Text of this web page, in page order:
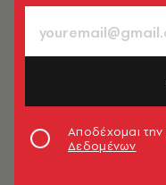
Newsroom
Αποδέχομαι την
Δεδομένων